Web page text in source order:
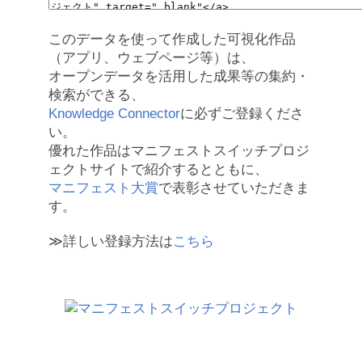
このデータを使って作成した可視化作品
（アプリ、ウェブページ等）は、
オープンデータを活用した成果等の集約・
検索ができる、
Knowledge Connectorに必ずご登録くださ
い。
優れた作品はマニフェストスイッチプロジ
ェクトサイトで紹介するとともに、
マニフェスト大賞で表彰させていただきま
す。
≫詳しい登録方法はこちら